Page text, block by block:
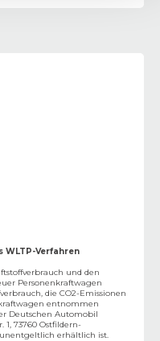
WLTP-Verfahren
und den
Personenkraftwagen
die CO2-Emissionen
entnommen
Deutschen Automobil
73760 Ostfildern-
unentgeltlich erhältlich ist.